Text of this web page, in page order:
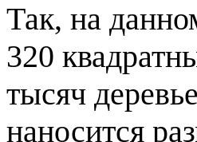
Так, на
320
тысяч
наносится